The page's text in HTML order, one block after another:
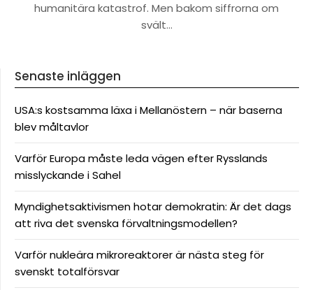
humanitära katastrof. Men bakom siffrorna om
svält…
Senaste inläggen
USA:s kostsamma läxa i Mellanöstern – när baserna
blev måltavlor
Varför Europa måste leda vägen efter Rysslands
misslyckande i Sahel
Myndighetsaktivismen hotar demokratin: Är det dags
att riva det svenska förvaltningsmodellen?
Varför nukleära mikroreaktorer är nästa steg för
svenskt totalförsvar